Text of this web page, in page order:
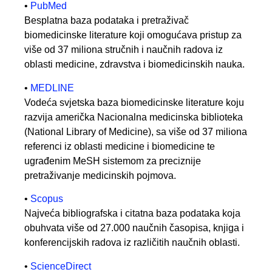
• PubMed
Besplatna baza podataka i pretraživač
biomedicinske literature koji omogućava pristup za
više od 37 miliona stručnih i naučnih radova iz
oblasti medicine, zdravstva i biomedicinskih nauka.
• MEDLINE
Vodeća svjetska baza biomedicinske literature koju
razvija američka Nacionalna medicinska biblioteka
(National Library of Medicine), sa više od 37 miliona
referenci iz oblasti medicine i biomedicine te
ugrađenim MeSH sistemom za preciznije
pretraživanje medicinskih pojmova.
• Scopus
Najveća bibliografska i citatna baza podataka koja
obuhvata više od 27.000 naučnih časopisa, knjiga i
konferencijskih radova iz različitih naučnih oblasti.
• ScienceDirect